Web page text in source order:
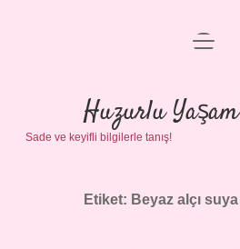
Anasayfa
Gizlilik
Yasal Uyarı
menüyü
Huzurlu
Sade ve keyifli bilgilerle tanış!
Etiket: Beyaz alçı suya